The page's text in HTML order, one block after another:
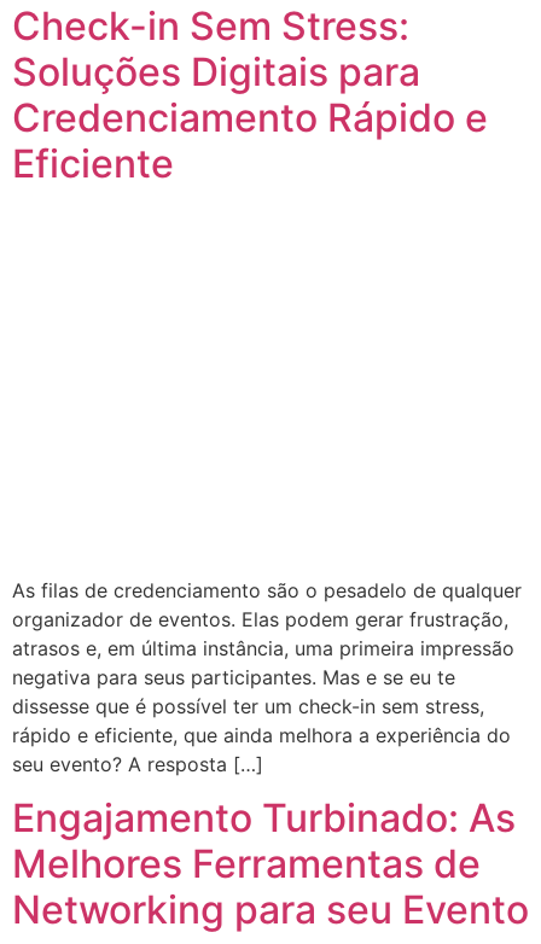
Check-in Sem Stress:
Soluções Digitais para
Credenciamento Rápido e
Eficiente
As filas de credenciamento são o pesadelo de qualquer
organizador de eventos. Elas podem gerar frustração,
atrasos e, em última instância, uma primeira impressão
negativa para seus participantes. Mas e se eu te
dissesse que é possível ter um check-in sem stress,
rápido e eficiente, que ainda melhora a experiência do
seu evento? A resposta […]
Engajamento Turbinado: As
Melhores Ferramentas de
Networking para seu Evento